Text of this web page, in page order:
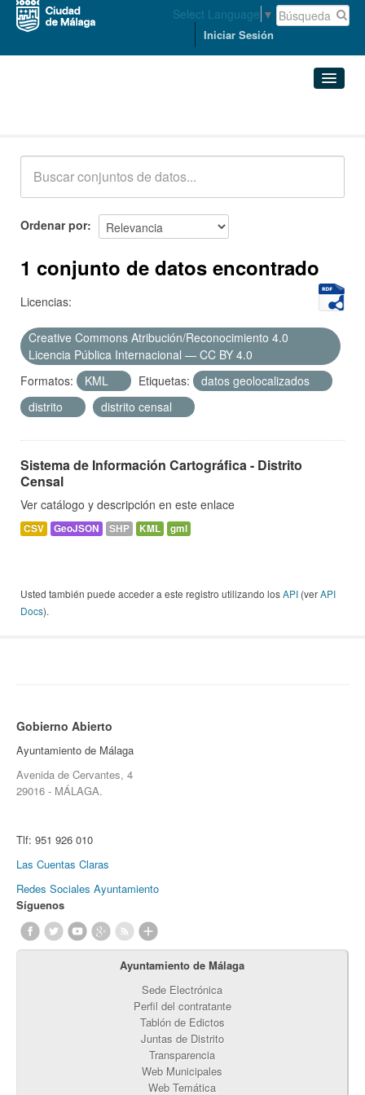
Select Language ▼
Iniciar Sesión
Acerca de
Ordenar por
1 conjunto de datos encontrado
Licencias:
Creative Commons Atribución/Reconocimiento 4.0
Licencia Pública Internacional — CC BY 4.0
Formatos:
KML Etiquetas:
datos geolocalizados
distrito
distrito censal
Sistema de Información Cartográfica - Distrito
Censal
Ver catálogo y descripción en este enlace
CSV GeoJSON SHP KML gml
Usted también puede acceder a este registro utilizando losAPI (verAPI
Docs).
Gobierno Abierto
Ayuntamiento de Málaga
Avenida de Cervantes, 4
29016 - MÁLAGA.
Tlf: 951 926 010
Las Cuentas Claras
Redes Sociales Ayuntamiento
Síguenos
Ayuntamiento de Málaga
Sede Electrónica
Perfil del contratante
Tablón de Edictos
Juntas de Distrito
Transparencia
Web Municipales
Web Temática